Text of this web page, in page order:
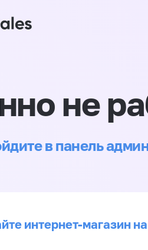
не
в панель
интернет-магазин